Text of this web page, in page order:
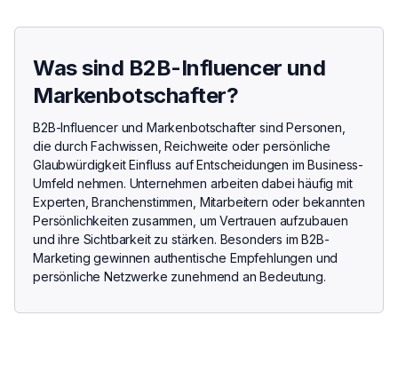
Was sind B2B-Influencer und
Markenbotschafter?
B2B-Influencer und Markenbotschafter sind Personen,
die durch Fachwissen, Reichweite oder persönliche
Glaubwürdigkeit Einfluss auf Entscheidungen im Business-
Umfeld nehmen. Unternehmen arbeiten dabei häufig mit
Experten, Branchenstimmen, Mitarbeitern oder bekannten
Persönlichkeiten zusammen, um Vertrauen aufzubauen
und ihre Sichtbarkeit zu stärken. Besonders im B2B-
Marketing gewinnen authentische Empfehlungen und
persönliche Netzwerke zunehmend an Bedeutung.